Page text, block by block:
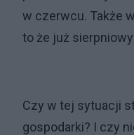
w czerwcu. Także
to że już
Czy w tej sytuacji
gospodarki? I czy